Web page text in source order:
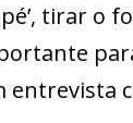
tirar o
entrevista